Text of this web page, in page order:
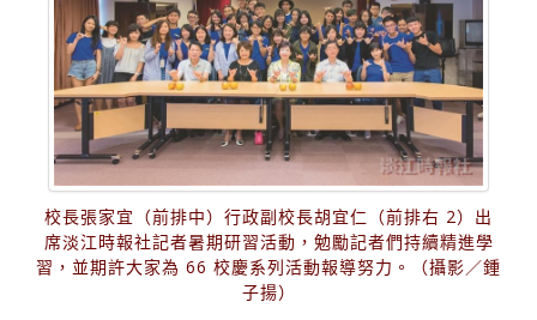
校長張家宜（前排中）行政副校長胡宜仁（前排右 2）出
席淡江時報社記者暑期研習活動，勉勵記者們持續精進學
習，並期許大家為 66 校慶系列活動報導努力。（攝影／鍾
子揚）